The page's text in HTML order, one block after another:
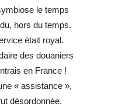
le temps
hors du temps.
était royal.
des douaniers
en France !
« assistance »,
désordonnée.